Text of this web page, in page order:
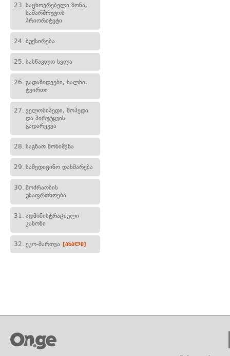
23. საცხოვრებელი ზონა,
სამარშრუტოს
პრიორიტეტი
24. ბუქსირება
25. სასწავლო სვლა
26. გადაზიდვები, ხალხი,
ტვირთი
27. ველოსიპედი, მოპედი
და პირუტყვის
გადარეკვა
28. საგზაო მონიშვნა
29. სამედიცინო დახმარება
30. მოძრაობის
უსაფრთხოება
31. ადმინისტრაციული
კანონი
32. ეკო-მართვა [ახალი]